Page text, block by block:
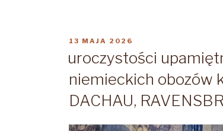
dr
Marii
Kujawskiej”
OPUBLIKOWANE
13 MAJA 2026
uroczystości
niemieckich obozów
DACHAU,